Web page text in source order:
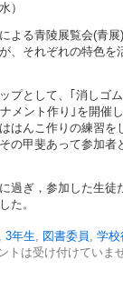
）
よる青陵展覧会(青
、それぞれの特色を
プとして、｢消しゴ
メント作り｣を開催
はんこ作りの練習を
の甲斐あって参加者
過ぎ，参加した生徒
た。
, 3年生, 図書委員 , 学校
トは受け付けていま